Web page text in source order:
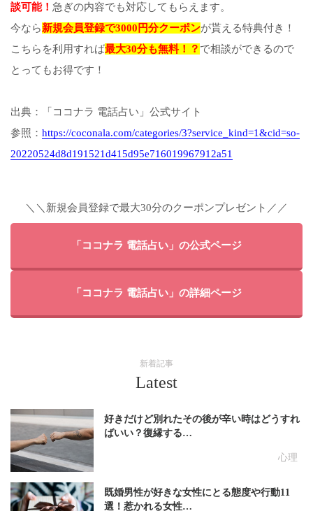
談可能！ 急ぎの内容でも対応してもらえます。
今なら新規会員登録で3000円分クーポンが貰える特典付き！
こちらを利用すれば最大30分も無料！？ で相談ができるので
とってもお得です！
出典：「ココナラ 電話占い」公式サイト
参照： https://coconala.com/categories/3?service_kind=1&cid=so-
20220524d8d191521d415d95e716019967912a51
＼＼新規会員登録で最大30分のクーポンプレゼント／／
「ココナラ 電話占い」の公式ページ
「ココナラ 電話占い」の詳細ページ
新着記事
Latest
心理
好きだけど別れたその後が辛い時はどうすれ
ばいい？復縁する…
既婚男性が好きな女性にとる態度や行動11
選！惹かれる女性…